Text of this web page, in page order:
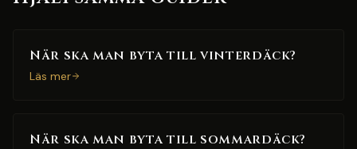
När ska man byta till vinterdäck?
Läs mer
När ska man byta till sommardäck?